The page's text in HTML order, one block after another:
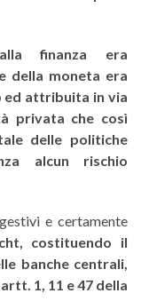
finanza era
della moneta era
attribuita in via
privata che così
delle politiche
alcun rischio
e certamente
costituendo il
banche centrali,
1, 11 e 47 della